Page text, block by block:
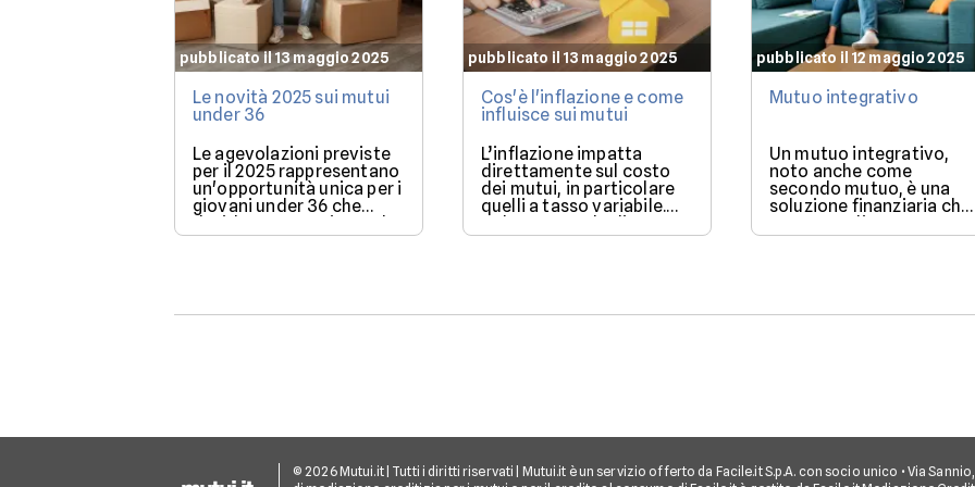
pubblicato il 13 maggio 2025
Le novità 2025 sui mutui
under 36
Le agevolazioni previste
per il 2025 rappresentano
un'opportunità unica per i
giovani under 36 che
desiderano acquistare la
loro prima casa.
pubblicato il 13 maggio 2025
Cos'è l'inflazione e come
influisce sui mutui
L’inflazione impatta
direttamente sul costo
dei mutui, in particolare
quelli a tasso variabile.
Nel 2025, con la discesa
dei tassi BCE, il mercato
una casa.
pubblicato il 12 maggio 2025
Mutuo integrativo
Un mutuo integrativo,
noto anche come
secondo mutuo, è una
soluzione finanziaria che
consente di ottenere
ulteriore liquidità
© 2026 Mutui.it | Tutti i diritti riservati | Mutui.it è un servizio offerto da Facile.it S.p.A. con socio unico • Via Sannio,